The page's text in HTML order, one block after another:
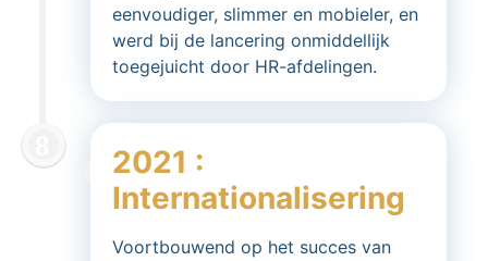
eenvoudiger, slimmer en mobieler, en
werd bij de lancering onmiddellijk
toegejuicht door HR-afdelingen.
2021 :
Internationalisering
Voortbouwend op het succes van